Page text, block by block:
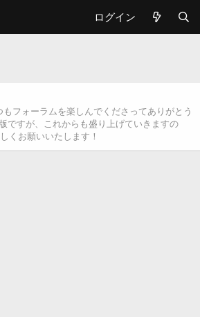
ログイン
もフォーラムを楽しんでくださってありがとう
ですが、これからも盛り上げていきますの
くお願いいたします！